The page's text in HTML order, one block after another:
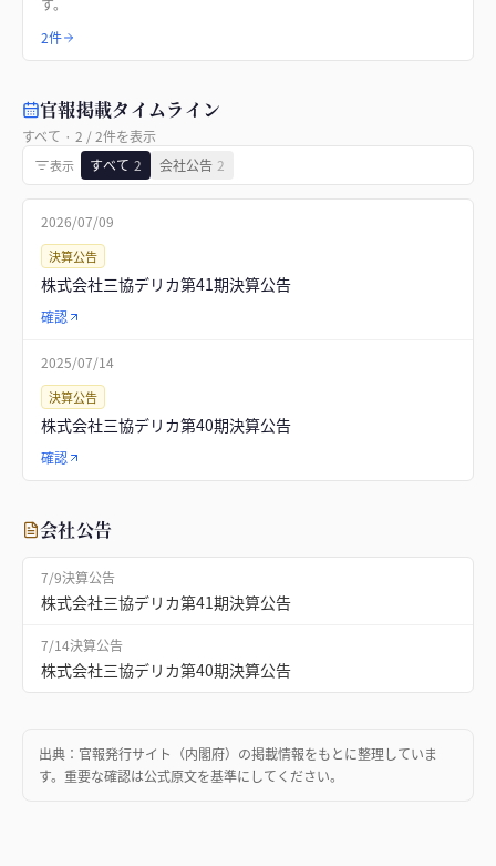
す。
2件
官報掲載タイムライン
すべて · 2 /2件を表示
表示 すべて 2 会社公告 2
2026/07/09
決算公告
株式会社三協デリカ第41期決算公告
確認
2025/07/14
決算公告
株式会社三協デリカ第40期決算公告
確認
会社公告
7/9決算公告
株式会社三協デリカ第41期決算公告
7/14決算公告
株式会社三協デリカ第40期決算公告
出典： 官報発行サイト（内閣府） の掲載情報をもとに整理していま
す。重要な確認は公式原文を基準にしてください。